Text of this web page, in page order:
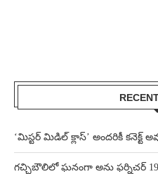
‘మిస్టర్ మిడిల్ క్లాస్’ అందరికీ కనెక్ట్
గచ్చిబౌలిలో ఘనంగా అను ఫర్నిచర్